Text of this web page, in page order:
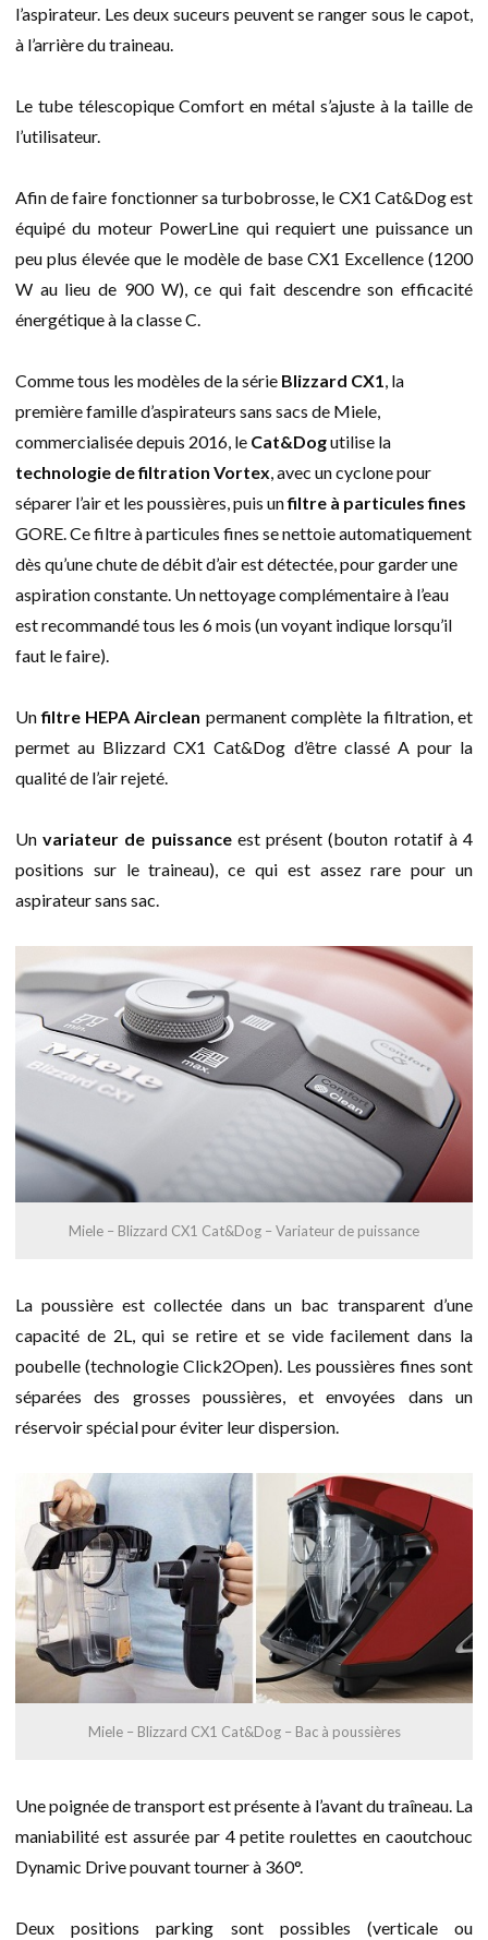
l’aspirateur. Les deux suceurs peuvent se ranger sous le capot,
à l’arrière du traineau.
Le tube télescopique Comfort en métal s’ajuste à la taille de
l’utilisateur.
Afin de faire fonctionner sa turbobrosse, le CX1 Cat&Dog est
équipé du moteur PowerLine qui requiert une puissance un
peu plus élevée que le modèle de base CX1 Excellence (1200
W au lieu de 900 W), ce qui fait descendre son efficacité
énergétique à la classe C.
Comme tous les modèles de la série Blizzard CX1 , la
première famille d’aspirateurs sans sacs de Miele,
commercialisée depuis 2016, le Cat&Dogutilise la
technologie de filtration Vortex , avec un cyclone pour
séparer l’air et les poussières, puis unfiltre à particules fines
GORE. Ce filtre à particules fines se nettoie automatiquement
dès qu’une chute de débit d’air est détectée, pour garder une
aspiration constante. Un nettoyage complémentaire à l’eau
est recommandé tous les 6 mois (un voyant indique lorsqu’il
faut le faire).
Unfiltre HEPA Airclean permanent complète la filtration, et
permet au Blizzard CX1 Cat&Dog d’être classé A pour la
qualité de l’air rejeté.
Unvariateur de puissanceest présent (bouton rotatif à 4
positions sur le traineau), ce qui est assez rare pour un
aspirateur sans sac.
Miele – Blizzard CX1 Cat&Dog – Variateur de puissance
La poussière est collectée dans un bac transparent d’une
capacité de 2L, qui se retire et se vide facilement dans la
poubelle (technologie Click2Open). Les poussières fines sont
séparées des grosses poussières, et envoyées dans un
réservoir spécial pour éviter leur dispersion.
Miele – Blizzard CX1 Cat&Dog – Bac à poussières
Une poignée de transport est présente à l’avant du traîneau. La
maniabilité est assurée par 4 petite roulettes en caoutchouc
Dynamic Drive pouvant tourner à 360°.
Deux positions parking sont possibles (verticale ou